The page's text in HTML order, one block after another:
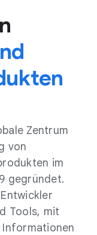
Zentrum
von
im
gegründet.
Tools, mit
Informationen